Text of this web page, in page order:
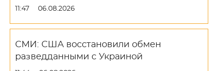
11:47 06.08.2026
СМИ: США восстановили обмен
разведданными с Украиной